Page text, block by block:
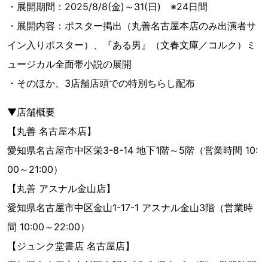
・展開期間：2025/8/8(金)～31(日) ※24日間
・展開内容：ポスター掲出（丸善名古屋本店のみ出演者サ
イン入りポスター）、『ある男』（文春文庫／コルク）ミ
ュージカル全面帯小説の展開
・そのほか、3店舗店頭での特別ちらし配布
▼店舗概要
【丸善 名古屋本店】
愛知県名古屋市中区栄3-8-14 地下1階～5階（営業時間 10:
00～21:00）
【丸善 アスナル金山店】
愛知県名古屋市中区金山1-17-1 アスナル金山3階（営業時
間 10:00～22:00）
【ジュンク堂書店 名古屋店】